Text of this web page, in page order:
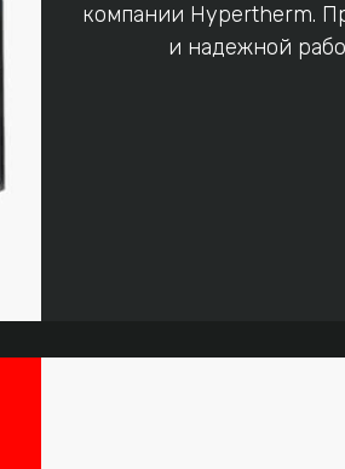
компании Hypertherm.
и надежной